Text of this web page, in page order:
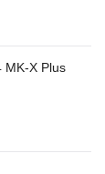
MK-X Plus